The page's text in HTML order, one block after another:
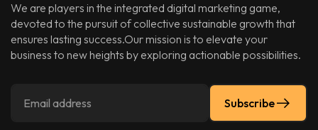
We are players in the integrated digital marketing game,
devoted to the pursuit of collective sustainable growth that
ensures lasting success.Our mission is to elevate your
business to new heights by exploring actionable possibilities.
Subscribe